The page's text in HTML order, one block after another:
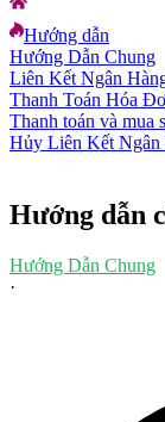
Hướng dẫn
Hướng Dẫn Chung
Liên Kết Ngân
Thanh Toán Hóa
Thanh toán và mua
Hủy Liên Kết Ngân
Hướng dẫn
Hướng Dẫn Chung
·